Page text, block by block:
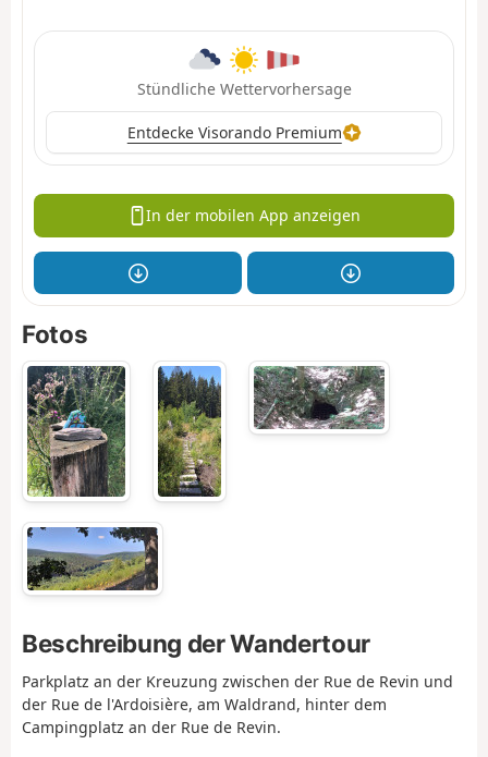
Stündliche Wettervorhersage
Entdecke Visorando Premium
In der mobilen App anzeigen
Fotos
Beschreibung der Wandertour
Parkplatz an der Kreuzung zwischen der Rue de Revin und
der Rue de l'Ardoisière, am Waldrand, hinter dem
Campingplatz an der Rue de Revin.